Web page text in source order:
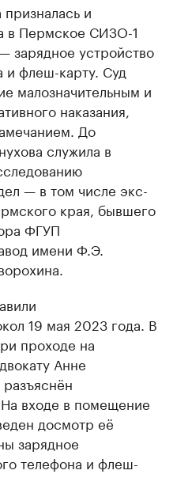
и
в Пермское СИЗО-1
устройство
и флеш-карту. Суд
малозначительным и
наказания,
До
служила в
— в том числе экс-
края, бывшего
ФГУП
имени Ф.Э.
19 мая 2023 года. В
проходе на
Анне
входе в помещение
досмотр её
зарядное
телефона и флеш-